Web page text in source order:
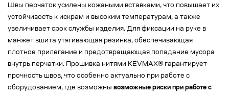
Швы перчаток усилены кожаными вставками, что повышает их
устойчивость к искрам и высоким температурам, а также
увеличивает срок службы изделия. Для фиксации на руке в
манжет вшита утягивающая резинка, обеспечивающая
плотное прилегание и предотвращающая попадание мусора
внутрь перчатки. Прошивка нитями KEVMAX® гарантирует
прочность швов, что особенно актуально при работе с
оборудованием, где возможны возможные риски при работе с